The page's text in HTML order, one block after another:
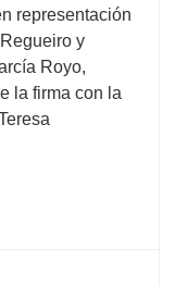
representación
y
Royo,
la firma con la